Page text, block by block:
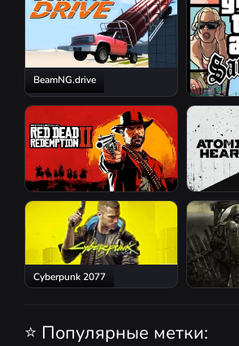
BeamNG.drive
GTA San
Red Dead Redemption 2 Atomic
Cyberpunk 2077
⭐ Популярные метки: